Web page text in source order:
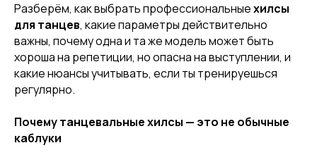
Разберём, как выбрать профессиональныехилсы
для танцев, какие параметры действительно
важны, почему одна и та же модель может быть
хороша на репетиции, но опасна на выступлении, и
какие нюансы учитывать, если ты тренируешься
регулярно.
Почему танцевальные хилсы — это не обычные
каблуки